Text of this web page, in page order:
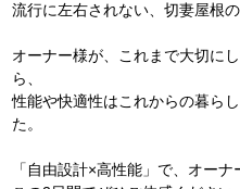
流行に左右されない、切妻屋根の
オーナー様が、これまで大切に
ら、
性能や快適性はこれからの暮ら
「自由設計×高性能」で、オー